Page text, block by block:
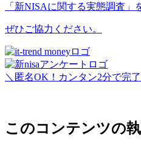
「新NISAに関する実態調査」
ぜひご協力ください。
＼匿名OK！カンタン2分で完
このコンテンツの